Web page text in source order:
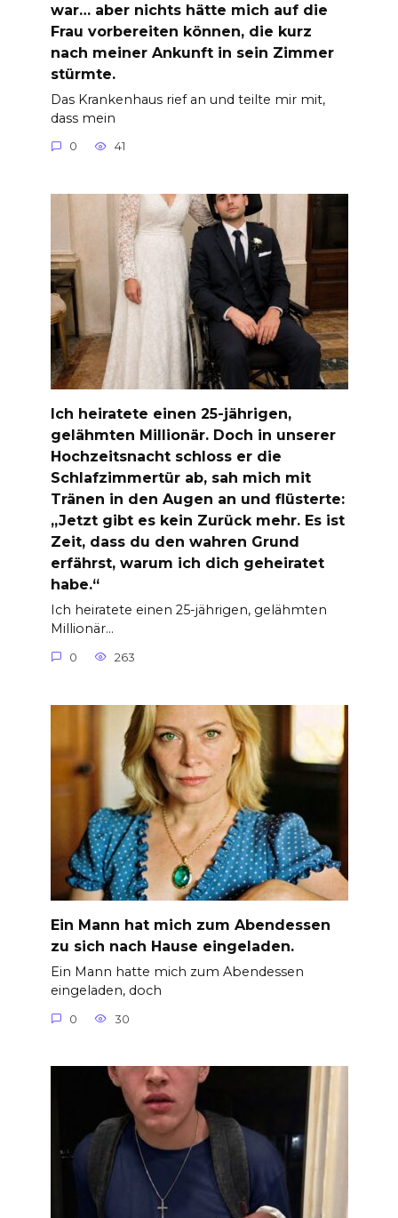
war… aber nichts hätte mich auf die
Frau vorbereiten können, die kurz
nach meiner Ankunft in sein Zimmer
stürmte.
Das Krankenhaus rief an und teilte mir mit,
dass mein
0 41
Ich heiratete einen 25-jährigen,
gelähmten Millionär. Doch in unserer
Hochzeitsnacht schloss er die
Schlafzimmertür ab, sah mich mit
Tränen in den Augen an und flüsterte:
„Jetzt gibt es kein Zurück mehr. Es ist
Zeit, dass du den wahren Grund
erfährst, warum ich dich geheiratet
habe.“
Ich heiratete einen 25-jährigen, gelähmten
Millionär…
0 263
Ein Mann hat mich zum Abendessen
zu sich nach Hause eingeladen.
Ein Mann hatte mich zum Abendessen
eingeladen, doch
0 30